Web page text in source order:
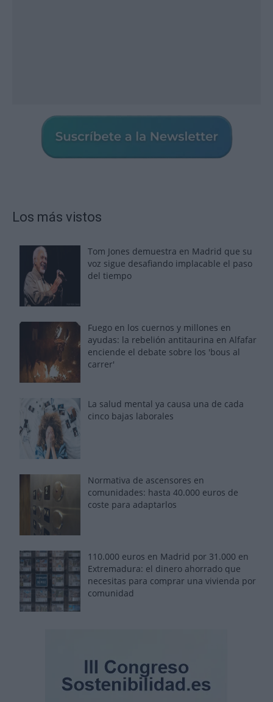
Los más vistos
Tom Jones demuestra en Madrid que su
voz sigue desafiando implacable el paso
del tiempo
Fuego en los cuernos y millones en
ayudas: la rebelión antitaurina en Alfafar
enciende el debate sobre los 'bous al
carrer'
La salud mental ya causa una de cada
cinco bajas laborales
Normativa de ascensores en
comunidades: hasta 40.000 euros de
coste para adaptarlos
110.000 euros en Madrid por 31.000 en
Extremadura: el dinero ahorrado que
necesitas para comprar una vivienda por
comunidad